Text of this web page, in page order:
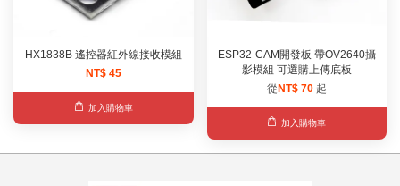
HX1838B 遙控器紅外線接收模組
NT$ 45
加入購物車
ESP32-CAM開發板 帶OV2640攝
影模組 可選購上傳底板
從NT$ 70 起
加入購物車